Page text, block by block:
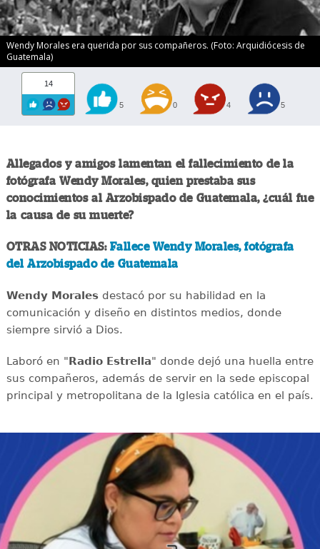
Wendy Morales era querida por sus compañeros. (Foto: Arquidiócesis de
Guatemala)
14
5 0 4 5
Allegados y amigos lamentan el fallecimiento de la
fotógrafa Wendy Morales, quien prestaba sus
conocimientos al Arzobispado de Guatemala, ¿cuál fue
la causa de su muerte?
OTRAS NOTICIAS: Fallece Wendy Morales, fotógrafa
del Arzobispado de Guatemala
Wendy Moralesdestacó por su habilidad en la
comunicación y diseño en distintos medios, donde
siempre sirvió a Dios.
Laboró en "Radio Estrella" donde dejó una huella entre
sus compañeros, además de servir en la sede episcopal
principal y metropolitana de la Iglesia católica en el país.